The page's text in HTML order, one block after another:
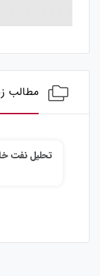
مطالب
تحلیل نقره